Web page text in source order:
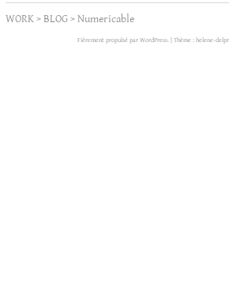
WORK>BLOG>Numericable
Fièrement propulsé par WordPress. Thème : helene-